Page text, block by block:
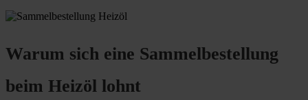
Warum sich eine Sammelbestellung
beim Heizöl lohnt